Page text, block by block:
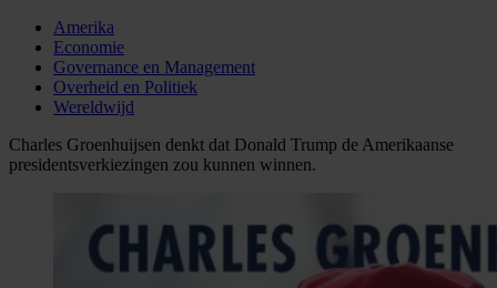
Amerika
Economie
Governance en Management
Overheid en Politiek
Wereldwijd
Charles Groenhuijsen denkt dat Donald Trump de Amerikaanse
presidentsverkiezingen zou kunnen winnen.